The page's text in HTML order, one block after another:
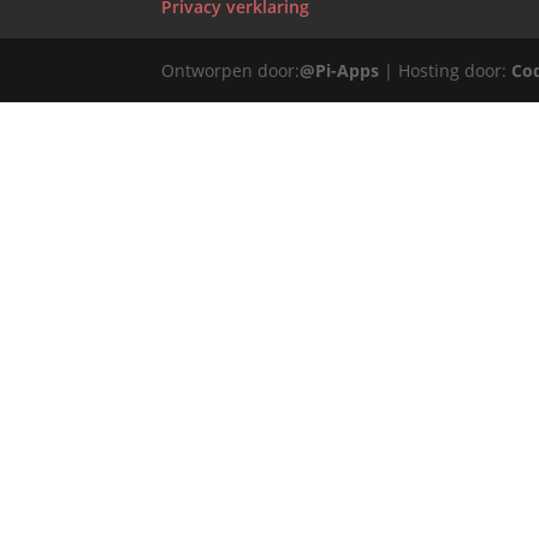
Privacy verklaring
Ontworpen door:@Pi-Apps | Hosting door: